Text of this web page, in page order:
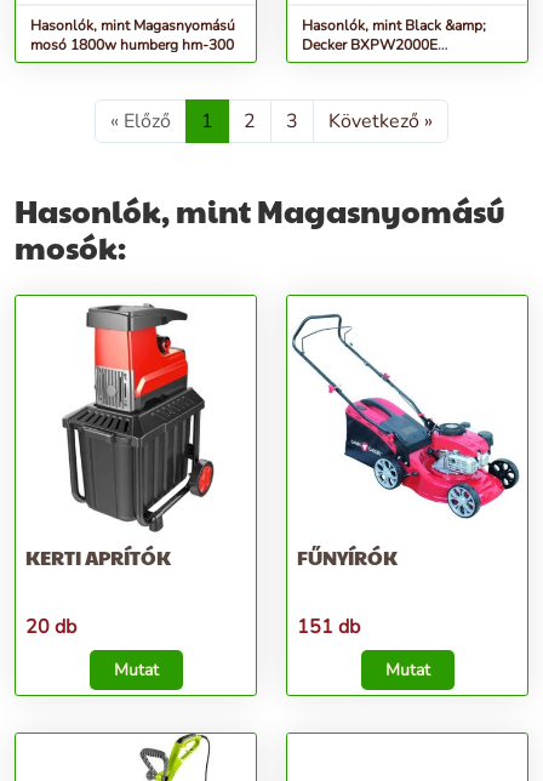
Hasonlók, mint Magasnyomású
mosó 1800w humberg hm-300
Hasonlók, mint Black &amp;
Decker BXPW2000E
Magasnyomású mosó, 2000W,
« Előző 1 2 3 Következő »
Hasonlók, mint Magasnyomású
mosók:
KERTI APRÍTÓK
20 db
Mutat
FŰNYÍRÓK
151 db
Mutat